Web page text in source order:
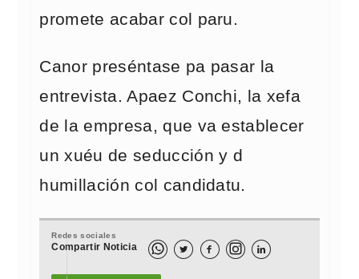
promete acabar col paru.
Canor preséntase pa pasar la
entrevista. Apaez Conchi, la xefa
de la empresa, que va establecer
un xuéu de seducción y d
humillación col candidatu.
Redes sociales
Compartir Noticia   